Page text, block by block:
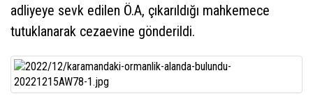
adliyeye sevk edilen Ö.A, çıkarıldığı mahkemece
tutuklanarak cezaevine gönderildi.